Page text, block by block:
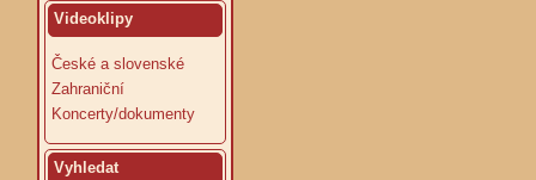
Videoklipy
České a slovenské
Zahraniční
Koncerty/dokumenty
Vyhledat